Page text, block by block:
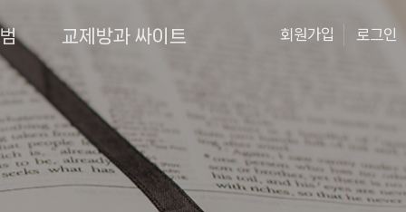
교제방과 싸이트 회원가입 로그인